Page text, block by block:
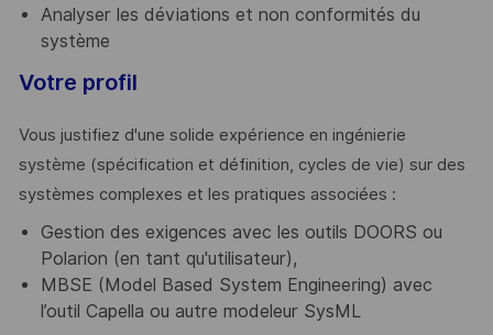
Analyser les déviations et non conformités du
système
Votre profil
Vous justifiez d'une solide expérience en ingénierie
système (spécification et définition, cycles de vie) sur des
systèmes complexes et les pratiques associées :
Gestion des exigences avec les outils DOORS ou
Polarion (en tant qu'utilisateur),
MBSE (Model Based System Engineering) avec
l’outil Capella ou autre modeleur SysML